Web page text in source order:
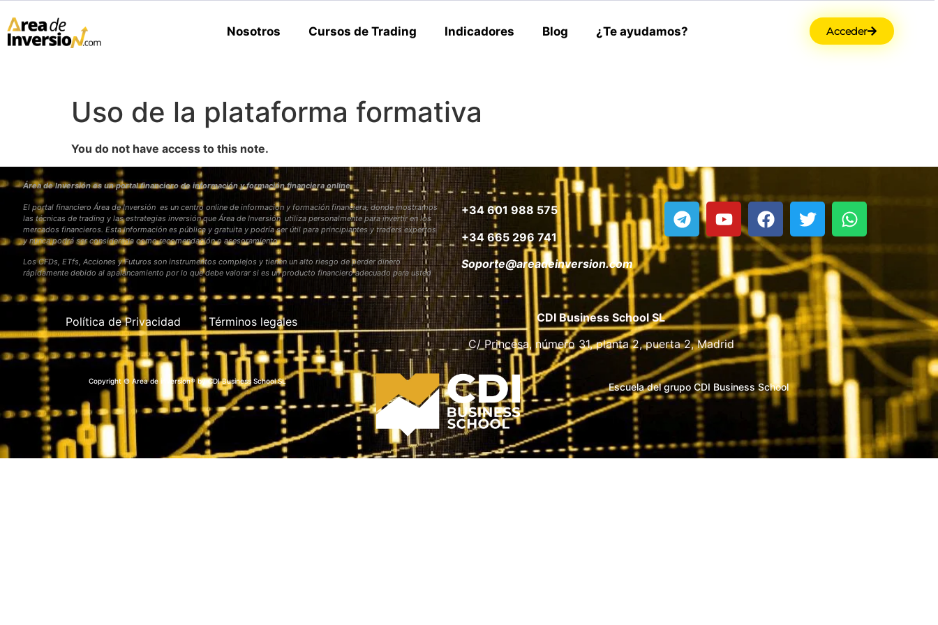
Nosotros Cursos de Trading Indicadores Blog ¿Te ayudamos? Acceder
Uso de la plataforma formativa
You do not have access to this note.
Área de Inversión es un portal financiero de información y formación financiera online
El portal financiero Área de Inversión es un centro online de información y formación financiera, donde mostramos
las técnicas de trading y las estrategias inversión que Área de Inversión utiliza personalmente para invertir en los
mercados financieros. Esta Información es pública y gratuita y podría ser útil para principiantes y traders expertos
y nunca podrá ser considerada como recomendación o asesoramiento
Los CFDs, ETfs, Acciones y Futuros son instrumentos complejos y tienen un alto riesgo de perder dinero
rápidamente debido al apalancamiento por lo que debe valorar si es un producto financiero adecuado para usted
+34 601 988 575
+34 665 296 741
Soporte@areadeinversion.com
Política de Privacidad Términos legales
CDI Business School SL
C/ Princesa, número 31, planta 2, puerta 2, Madrid
Copyright © Area de inversion® by CDI Business School SL Escuela del grupo CDI Business School